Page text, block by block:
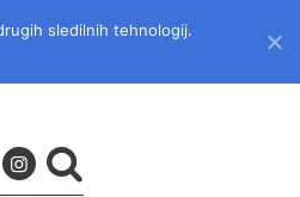
sledilnih tehnologij.